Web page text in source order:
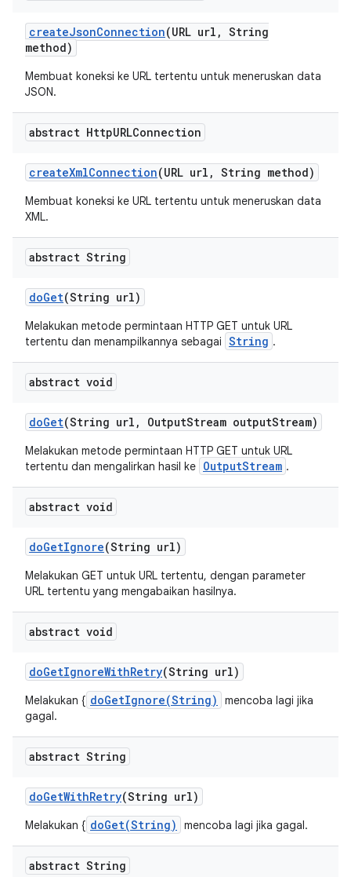
createJsonConnection(URL url , String
method)
Membuat koneksi ke URL tertentu untuk meneruskan data
JSON.
abstract HttpURLConnection
createXmlConnection(URL url , String method)
Membuat koneksi ke URL tertentu untuk meneruskan data
XML.
abstract String
doGet(String url)
Melakukan metode permintaan HTTP GET untuk URL
tertentu dan menampilkannya sebagai String .
abstract void
doGet(String url , OutputStream outputStream)
Melakukan metode permintaan HTTP GET untuk URL
tertentu dan mengalirkan hasil ke OutputStream .
abstract void
doGetIgnore(String url)
Melakukan GET untuk URL tertentu, dengan parameter
URL tertentu yang mengabaikan hasilnya.
abstract void
doGetIgnoreWithRetry(String url)
Melakukan { doGetIgnore(String)
mencoba lagi jika
gagal.
abstract String
doGetWithRetry(String url)
Melakukan { doGet(String) mencoba lagi jika gagal.
abstract String